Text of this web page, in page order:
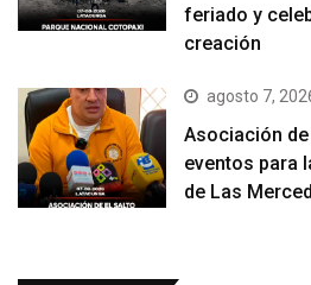
feriado y
creación
agosto 7,
Asociación
eventos para
de Las